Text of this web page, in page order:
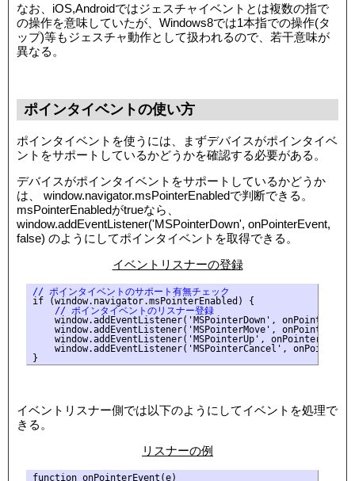
なお、iOS,Androidではジェスチャイベントとは複数の指で
の操作を意味していたが、Windows8では1本指での操作(タ
ップ)等もジェスチャ動作として扱われるので、若干意味が
異なる。
ポインタイベントの使い方
ポインタイベントを使うには、まずデバイスがポインタイベ
ントをサポートしているかどうかを確認する必要がある。
デバイスがポインタイベントをサポートしているかどうか
は、 window.navigator.msPointerEnabledで判断できる。
msPointerEnabledがtrueなら、
window.addEventListener('MSPointerDown', onPointerEvent,
false) のようにしてポインタイベントを取得できる。
イベントリスナーの登録
// ポインタイベントのサポート有無チェック
    // ポインタイベントのリスナー登録
window.addEventListener('MSPointerDown',
window.addEventListener('MSPointerMove',
window.addEventListener('MSPointerUp',
window.addEventListener('MSPointerCancel',
イベントリスナー側では以下のようにしてイベントを処理で
きる。
リスナーの例
function onPointerEvent(e)